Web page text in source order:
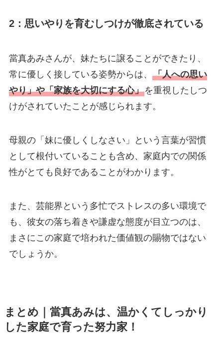
2：思いやりを育むしつけが徹底されている
當真あみさんが、妹たちに譲ることができたり、
常に優しく接している姿勢からは、 「人への思い
やり」や「家族を大切にする心」を重視したしつ
けがされていたことが感じられます。
母親の「妹に優しくしなさい」という言葉が習慣
として根付いていることも含め、家庭内での関係
性がとても良好であることがわかります。
また、芸能界という多忙でストレスの多い環境で
も、彼女の落ち着きや謙虚な態度が目立つのは、
まさにこの家庭で培われた価値観の賜物ではない
でしょうか。
まとめ｜當真あみは、温かくてしっかり
した家庭で育った努力家！